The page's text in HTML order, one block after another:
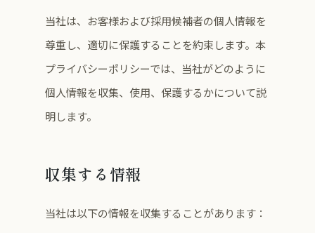
当社は、お客様および採用候補者の個人情報を
尊重し、適切に保護することを約束します。本
プライバシーポリシーでは、当社がどのように
個人情報を収集、使用、保護するかについて説
明します。
収集する情報
当社は以下の情報を収集することがあります：